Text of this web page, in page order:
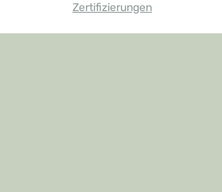
Zertifizierungen